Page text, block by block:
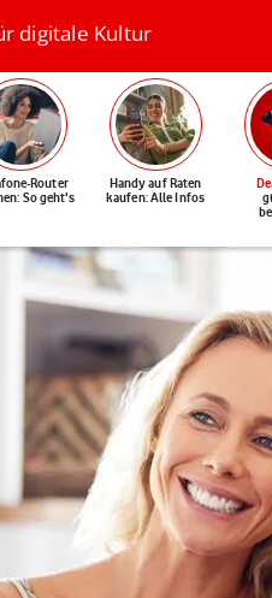
digitale Kultur
Router
So geht's
Handy auf Raten
kaufen: Alle Infos